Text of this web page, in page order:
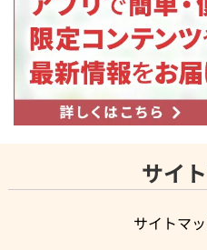
サイ
サイトマ